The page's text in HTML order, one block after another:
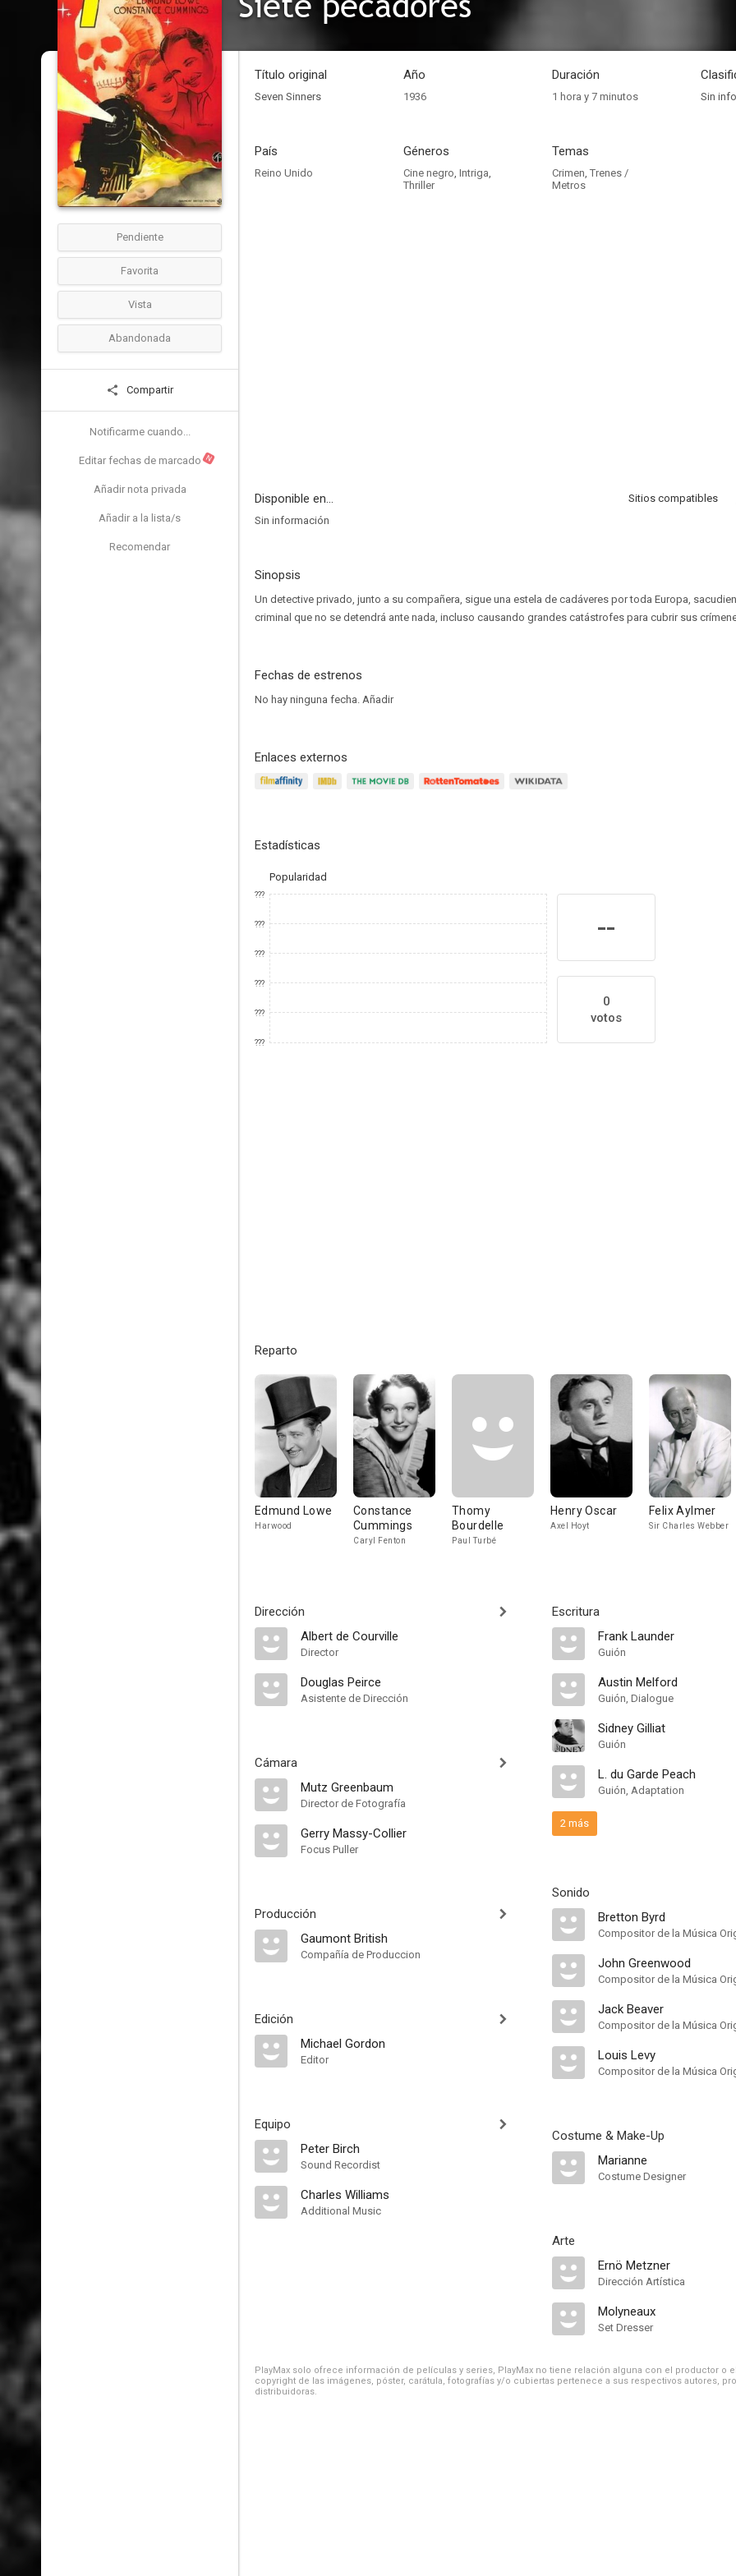
Pendiente
Favorita
Vista
Abandonada
Compartir
Notificarme cuando...
Editar fechas de marcado N
Añadir nota privada
Añadir a la lista/s
Recomendar
Título original
Seven Sinners
Año
1936
Duración
1 hora y 7 minutos Sin
País
Reino Unido
Géneros
Cine negro, Intriga,
Thriller
Temas
Crimen, Trenes /
Metros
Disponible en...
Sitios compatibles
Sin información
Sinopsis
Un detective privado, junto a su compañera, sigue una estela de cadáveres por toda Europa,
criminal que no se detendrá ante nada, incluso causando grandes catástrofes para cubrir sus
Fechas de estrenos
No hay ninguna fecha. Añadir
Enlaces externos
Estadísticas
Popularidad
???
???
???
???
???
???
--
0
votos
Reparto
Edmund Lowe
Harwood
Constance
Cummings
Caryl Fenton
Thomy
Bourdelle
Paul Turbé
Henry Oscar
Axel Hoyt
Felix Aylmer
Sir Charles Webber
Dirección
Albert de Courville
Director
Douglas Peirce
Asistente de Dirección
Cámara
Mutz Greenbaum
Director de Fotografía
Gerry Massy-Collier
Focus Puller
Producción
Gaumont British
Compañía de Produccion
Edición
Michael Gordon
Editor
Equipo
Peter Birch
Sound Recordist
Charles Williams
Additional Music
Escritura
Frank Launder
Guión
Austin Melford
Guión, Dialogue
Sidney Gilliat
Guión
L. du Garde Peach
Guión, Adaptation
2 más
Sonido
Bretton Byrd
Compositor de la Música
John Greenwood
Compositor de la Música
Jack Beaver
Compositor de la Música
Louis Levy
Compositor de la Música
Costume & Make-Up
Marianne
Costume Designer
Arte
Ernö Metzner
Dirección Artística
Molyneaux
Set Dresser
PlayMax solo ofrece información de películas y series, PlayMax no tiene relación alguna con el productor o
copyright de las imágenes, póster, carátula, fotografías y/o cubiertas pertenece a sus respectivos autores,
distribuidoras.